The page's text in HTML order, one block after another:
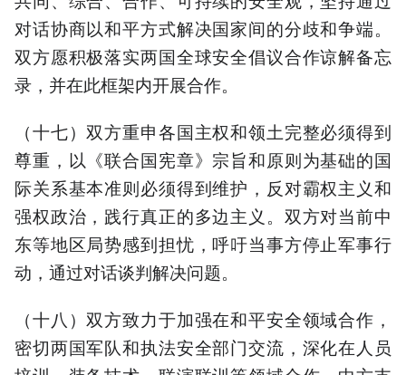
对话协商以和平方式解决国家间的分歧和争端。
双方愿积极落实两国全球安全倡议合作谅解备忘
录，并在此框架内开展合作。
（十七）双方重申各国主权和领土完整必须得到
尊重，以《联合国宪章》宗旨和原则为基础的国
际关系基本准则必须得到维护，反对霸权主义和
强权政治，践行真正的多边主义。双方对当前中
东等地区局势感到担忧，呼吁当事方停止军事行
动，通过对话谈判解决问题。
（十八）双方致力于加强在和平安全领域合作，
密切两国军队和执法安全部门交流，深化在人员